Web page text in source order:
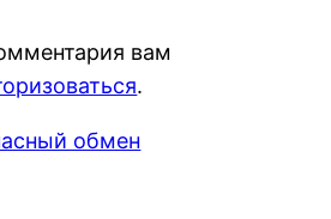
вам
.
обмен